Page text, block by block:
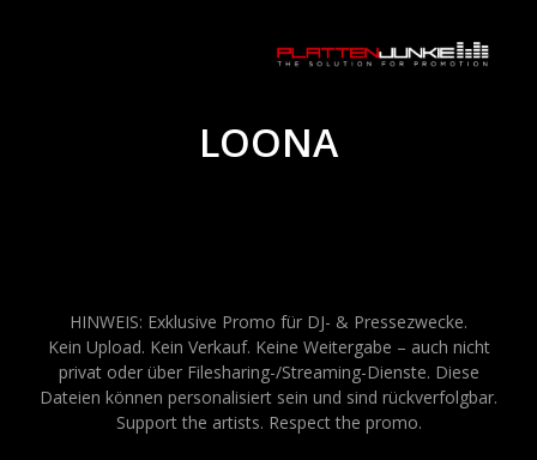
LOONA
HINWEIS: Exklusive Promo für DJ- & Pressezwecke.
Kein Upload. Kein Verkauf. Keine Weitergabe – auch nicht
privat oder über Filesharing-/Streaming-Dienste. Diese
Dateien können personalisiert sein und sind rückverfolgbar.
Support the artists. Respect the promo.